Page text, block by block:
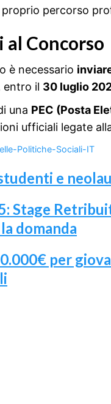
percorso
al Concorso
è necessario
entro il 30 luglio
una PEC (Posta
ufficiali legate
Politiche-Sociali-IT
e
Stage
domanda
per